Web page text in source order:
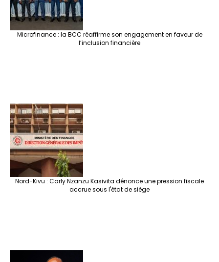
Microfinance : la BCC réaffirme son engagement en faveur de
l’inclusion financière
Nord-Kivu : Carly Nzanzu Kasivita dénonce une pression fiscale
accrue sous l'état de siège